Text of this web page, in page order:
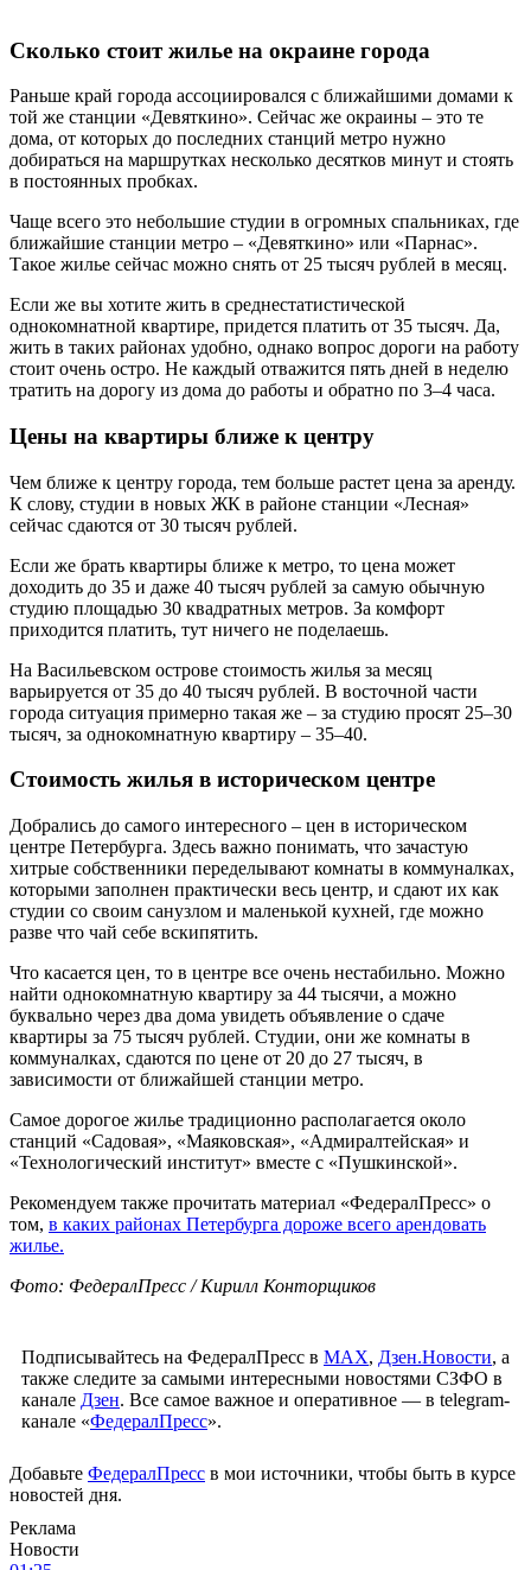
Сколько стоит жилье на окраине города
Раньше край города ассоциировался с ближайшими домами к
той же станции «Девяткино». Сейчас же окраины – это те
дома, от которых до последних станций метро нужно
добираться на маршрутках несколько десятков минут и стоять
в постоянных пробках.
Чаще всего это небольшие студии в огромных спальниках, где
ближайшие станции метро – «Девяткино» или «Парнас».
Такое жилье сейчас можно снять от 25 тысяч рублей в месяц.
Если же вы хотите жить в среднестатистической
однокомнатной квартире, придется платить от 35 тысяч. Да,
жить в таких районах удобно, однако вопрос дороги на работу
стоит очень остро. Не каждый отважится пять дней в неделю
тратить на дорогу из дома до работы и обратно по 3–4 часа.
Цены на квартиры ближе к центру
Чем ближе к центру города, тем больше растет цена за аренду.
К слову, студии в новых ЖК в районе станции «Лесная»
сейчас сдаются от 30 тысяч рублей.
Если же брать квартиры ближе к метро, то цена может
доходить до 35 и даже 40 тысяч рублей за самую обычную
студию площадью 30 квадратных метров. За комфорт
приходится платить, тут ничего не поделаешь.
На Васильевском острове стоимость жилья за месяц
варьируется от 35 до 40 тысяч рублей. В восточной части
города ситуация примерно такая же – за студию просят 25–30
тысяч, за однокомнатную квартиру – 35–40.
Стоимость жилья в историческом центре
Добрались до самого интересного – цен в историческом
центре Петербурга. Здесь важно понимать, что зачастую
хитрые собственники переделывают комнаты в коммуналках,
которыми заполнен практически весь центр, и сдают их как
студии со своим санузлом и маленькой кухней, где можно
разве что чай себе вскипятить.
Что касается цен, то в центре все очень нестабильно. Можно
найти однокомнатную квартиру за 44 тысячи, а можно
буквально через два дома увидеть объявление о сдаче
квартиры за 75 тысяч рублей. Студии, они же комнаты в
коммуналках, сдаются по цене от 20 до 27 тысяч, в
зависимости от ближайшей станции метро.
Самое дорогое жилье традиционно располагается около
станций «Садовая», «Маяковская», «Адмиралтейская» и
«Технологический институт» вместе с «Пушкинской».
Рекомендуем также прочитать материал «ФедералПресс» о
том, в каких районах Петербурга дороже всего арендовать
жилье.
Фото: ФедералПресс / Кирилл Конторщиков
Подписывайтесь на ФедералПресс в МАХ, Дзен.Новости, а
также следите за самыми интересными новостями СЗФО в
канале Дзен. Все самое важное и оперативное — в telegram-
канале «ФедералПресс».
Добавьте ФедералПресс в мои источники, чтобы быть в курсе
новостей дня.
Реклама
Новости